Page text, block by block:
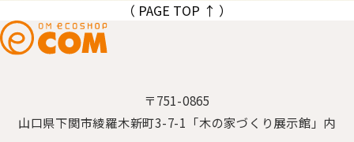
（ PAGE TOP ↑ ）
〒751-0865
山口県下関市綾羅木新町3-7-1「木の家づくり展示館」内